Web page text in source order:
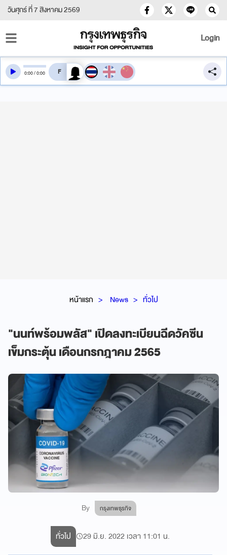
วันศุกร์ ที่ 7 สิงหาคม 2569
Login
หน้าแรก News ทั่วไป
"นนท์พร้อมพลัส" เปิดลงทะเบียนฉีดวัคซีน
เข็มกระตุ้น เดือนกรกฎาคม 2565
By กรุงเทพธุรกิจ
0:00/0:00 สลับเสียงอ่าน
ทั่วไป 29 มิ.ย. 2022 เวลา 11:01 น.